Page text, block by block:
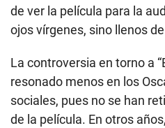
de ver la película para la
ojos vírgenes, sino llenos
La controversia en torno a
resonado menos en los
sociales, pues no se han
de la película. En otros